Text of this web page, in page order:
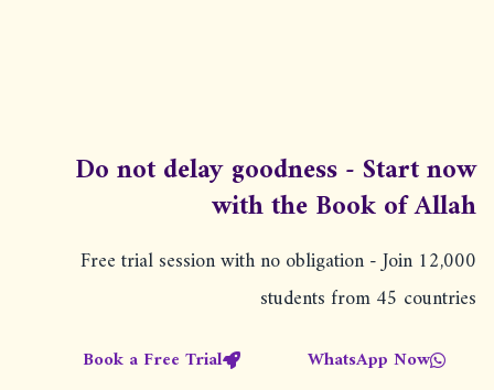
Do not delay goodness - Start now
with the Book of Allah
Free trial session with no obligation - Join 12,000
students from 45 countries
WhatsApp Now
Book a Free Trial